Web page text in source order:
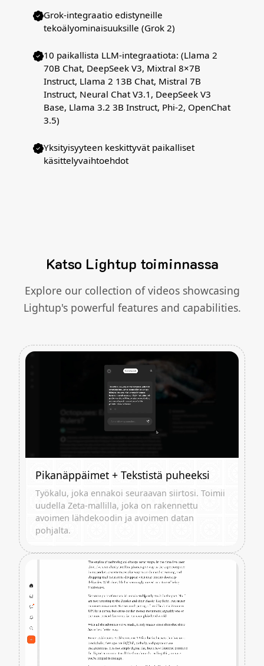
Grok-integraatio edistyneille
tekoälyominaisuuksille (Grok 2)
10 paikallista LLM-integraatiota: (Llama 2
70B Chat, DeepSeek V3, Mixtral 8×7B
Instruct, Llama 2 13B Chat, Mistral 7B
Instruct, Neural Chat V3.1, DeepSeek V3
Base, Llama 3.2 3B Instruct, Phi-2, OpenChat
3.5)
Yksityisyyteen keskittyvät paikalliset
käsittelyvaihtoehdot
Katso Lightup toiminnassa
Explore our collection of videos showcasing
Lightup's powerful features and capabilities.
Pikanäppäimet + Tekstistä puheeksi
Työkalu, joka ennakoi seuraavan siirtosi. Toimii
uudella Zeta-mallilla, joka on rakennettu
avoimen lähdekoodin ja avoimen datan
pohjalta.